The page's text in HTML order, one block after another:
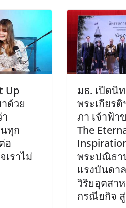
Up
ด้วย
ทุก
อ
เราไม่
มธ. เปิดนิ
พระเกียร
ภา เจ้าฟ้
The
พระปณิธา
แรงบันดา
วิริยอุตสา
กรณียกิจ